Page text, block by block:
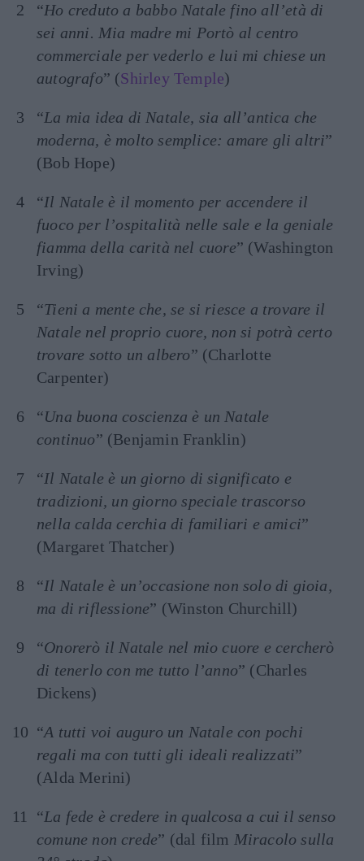
“Ho creduto a babbo Natale fino all’età di
sei anni. Mia madre mi Portò al centro
commerciale per vederlo e lui mi chiese un
autografo” (Shirley Temple)
“La mia idea di Natale, sia all’antica che
moderna, è molto semplice: amare gli altri”
(Bob Hope)
“Il Natale è il momento per accendere il
fuoco per l’ospitalità nelle sale e la geniale
fiamma della carità nel cuore” (Washington
Irving)
“Tieni a mente che, se si riesce a trovare il
Natale nel proprio cuore, non si potrà certo
trovare sotto un albero” (Charlotte
Carpenter)
“Una buona coscienza è un Natale
continuo” (Benjamin Franklin)
“Il Natale è un giorno di significato e
tradizioni, un giorno speciale trascorso
nella calda cerchia di familiari e amici”
(Margaret Thatcher)
“Il Natale è un’occasione non solo di gioia,
ma di riflessione” (Winston Churchill)
“Onorerò il Natale nel mio cuore e cercherò
di tenerlo con me tutto l’anno” (Charles
Dickens)
“A tutti voi auguro un Natale con pochi
regali ma con tutti gli ideali realizzati”
(Alda Merini)
“La fede è credere in qualcosa a cui il senso
comune non crede” (dal film Miracolo sulla